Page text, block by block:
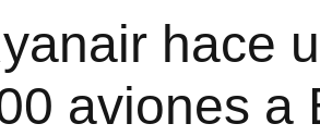
hace
aviones a